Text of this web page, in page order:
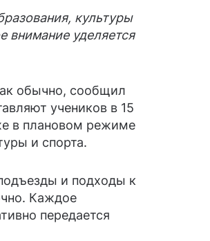
культуры
внимание уделяется
обычно, сообщил
учеников в 15
в плановом режиме
и спорта.
и подходы к
Каждое
передается